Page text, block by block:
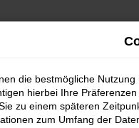
die bestmögliche
hierbei Ihre
zu einem späteren
zum Umfang der